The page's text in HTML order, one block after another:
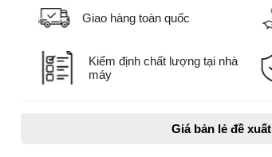
Giao hàng toàn quốc
Kiểm định chất lượng tại nhà
máy
Giá bản lẻ đề xuất